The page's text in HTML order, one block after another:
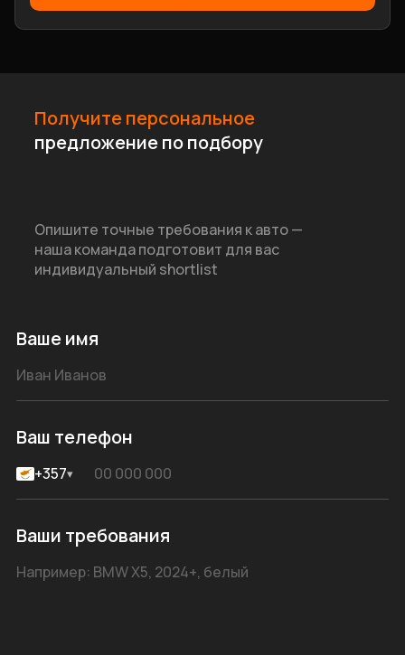
Ваше имя
Ваш телефон
+357▾
Ваши требования
Получите персональное
предложение по подбору
Опишите точные требования к авто —
наша команда подготовит для вас
индивидуальный shortlist